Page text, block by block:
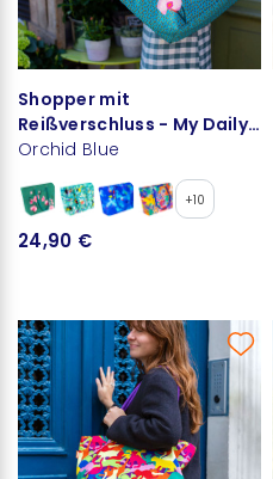
Shopper mit
Reißverschluss - My Daily
Bag
Orchid Blue
+10
24,90 €